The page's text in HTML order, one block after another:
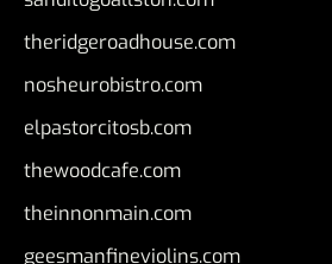
theridgeroadhouse.com
nosheurobistro.com
elpastorcitosb.com
thewoodcafe.com
theinnonmain.com
geesmanfineviolins.com